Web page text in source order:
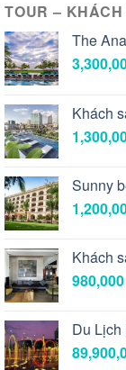
TOUR –
The
Khách
Sunny
Khách
980,000
Du